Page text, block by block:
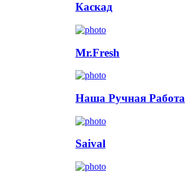
Каскад
Mr.Fresh
Наша Ручная Работа
Saival